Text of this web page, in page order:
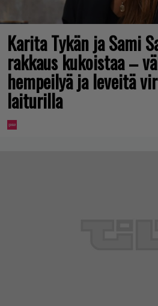
Karita Tykän ja Sami
rakkaus kukoistaa –
hempeilyä ja leveitä
laiturilla